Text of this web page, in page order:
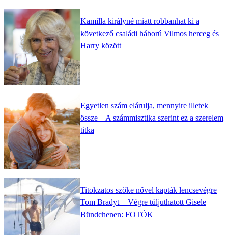
Kamilla királyné miatt robbanhat ki a
következő családi háború Vilmos herceg és
Harry között
Egyetlen szám elárulja, mennyire illetek
össze – A számmisztika szerint ez a szerelem
titka
Titokzatos szőke nővel kapták lencsevégre
Tom Bradyt − Végre túljuthatott Gisele
Bündchenen: FOTÓK